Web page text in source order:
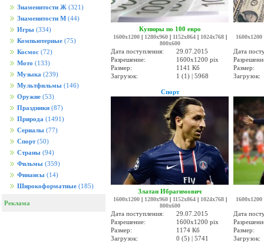
Знаменитости Ж (321)
Знаменитости М (44)
Игры (334)
Компьютерные (75)
Космос (72)
Мото (133)
Музыка (239)
Мультфильмы (146)
Оружие (53)
Праздники (87)
Природа (1491)
Сериалы (77)
Спорт (50)
Страны (94)
Фильмы (359)
Финансы (14)
Широкоформатные (185)
Реклама
Купюры по 100 евро
1600x1200| 1280x960| 1152x864| 1024x768|
800x600
Дата поступления:
29.07.2015
Разрешение:
1600x1200 pix
Размер:
1141 Кб
Загрузок:
1 (1) | 5968
1600x1200
Дата
Размер:
Загрузок:
Спорт
Златан Ибрагимович
1600x1200| 1280x960| 1152x864| 1024x768|
800x600
Дата поступления:
29.07.2015
Разрешение:
1600x1200 pix
Размер:
1174 Кб
Загрузок:
0 (5) | 5741
1600x1200
Дата
Размер:
Загрузок: